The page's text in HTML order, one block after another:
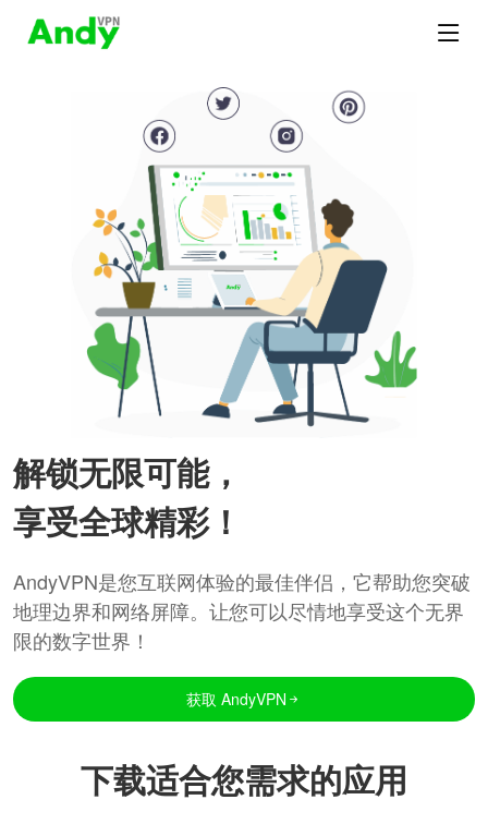
解锁无限可能，
享受全球精彩！
AndyVPN是您互联网体验的最佳伴侣，它帮助您突破
地理边界和网络屏障。让您可以尽情地享受这个无界
限的数字世界！
获取 AndyVPN
下载适合您需求的应用